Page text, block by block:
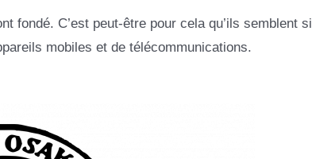
fondé. C’est peut-être pour cela qu’ils semblent si
mobiles et de télécommunications.